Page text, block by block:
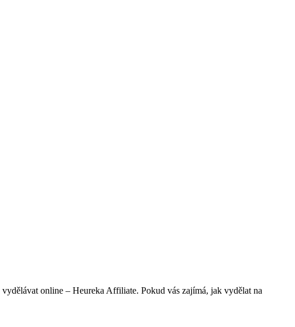
online – Heureka Affiliate. Pokud vás zajímá, jak vydělat na